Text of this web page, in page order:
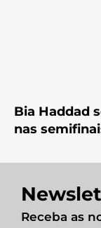
Bia Haddad
nas
Receba as